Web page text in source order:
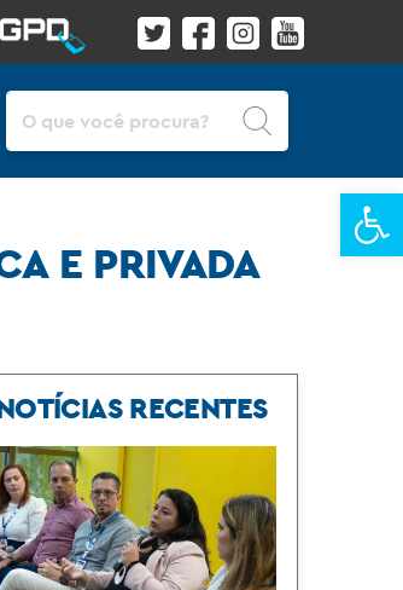
E PRIVADA
RECENTES